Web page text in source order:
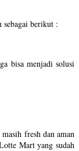
sebagai berikut :
bisa menjadi solusi
fresh dan aman
Mart yang sudah